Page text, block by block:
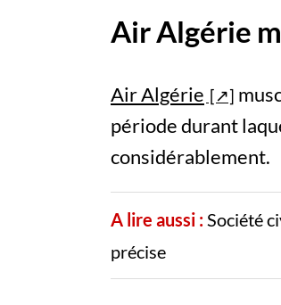
Air Algérie
Air Algérie
période durant
considérablement.
A lire aussi :Société
précise